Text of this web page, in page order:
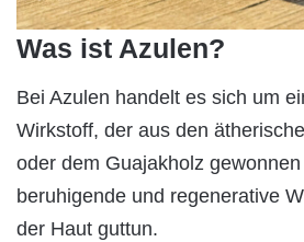
Was ist Azulen?
Bei Azulen handelt es sich um
Wirkstoff, der aus den
oder dem Guajakholz gewonnen
beruhigende und regenerative
der Haut guttun.